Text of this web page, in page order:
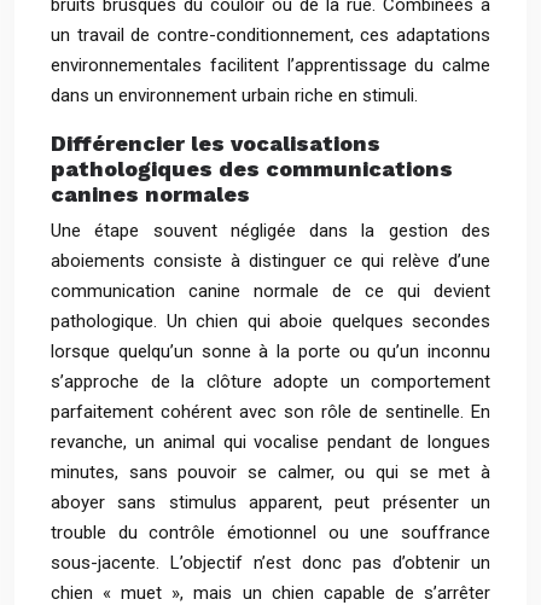
bruits brusques du couloir ou de la rue. Combinées à
un travail de contre-conditionnement, ces adaptations
environnementales facilitent l’apprentissage du calme
dans un environnement urbain riche en stimuli.
Différencier les vocalisations
pathologiques des communications
canines normales
Une étape souvent négligée dans la gestion des
aboiements consiste à distinguer ce qui relève d’une
communication canine normale de ce qui devient
pathologique. Un chien qui aboie quelques secondes
lorsque quelqu’un sonne à la porte ou qu’un inconnu
s’approche de la clôture adopte un comportement
parfaitement cohérent avec son rôle de sentinelle. En
revanche, un animal qui vocalise pendant de longues
minutes, sans pouvoir se calmer, ou qui se met à
aboyer sans stimulus apparent, peut présenter un
trouble du contrôle émotionnel ou une souffrance
sous-jacente. L’objectif n’est donc pas d’obtenir un
chien « muet », mais un chien capable de s’arrêter